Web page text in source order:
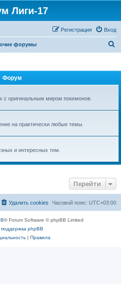
Лиги-17
Вход
Регистрация
форумы
Форум
с оригинальным миром покемонов.
на практически любые темы.
и интересных тем.
Перейти
Часовой пояс: UTC+03:00
Удалить cookies
® Forum Software © phpBB Limited
поддержка phpBB
| Правила